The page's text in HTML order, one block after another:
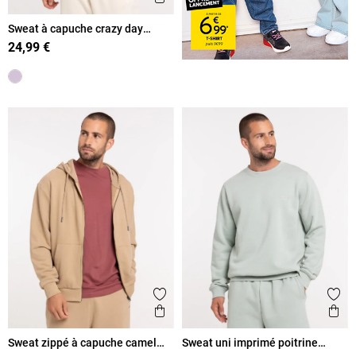
Sweat à capuche crazy day
homme
24,99 €
Ajouter aux favoris
Aperçu rapide
Sweat zippé à capuche camel
Sweat uni imprimé poitrine